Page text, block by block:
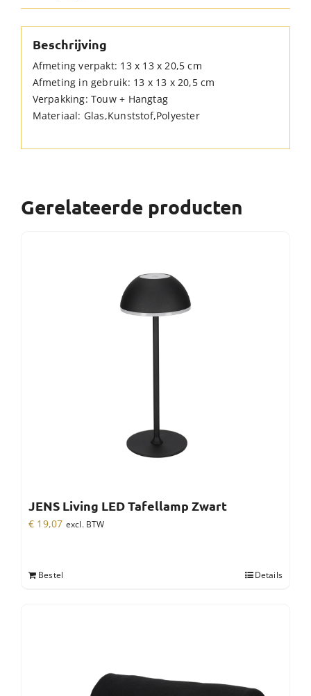
Beschrijving
Afmeting verpakt: 13 x 13 x 20,5 cm
Afmeting in gebruik: 13 x 13 x 20,5 cm
Verpakking: Touw + Hangtag
Materiaal: Glas,Kunststof,Polyester
Gerelateerde producten
JENS Living LED Tafellamp Zwart
€ 19,07 excl. BTW
Bestel Details